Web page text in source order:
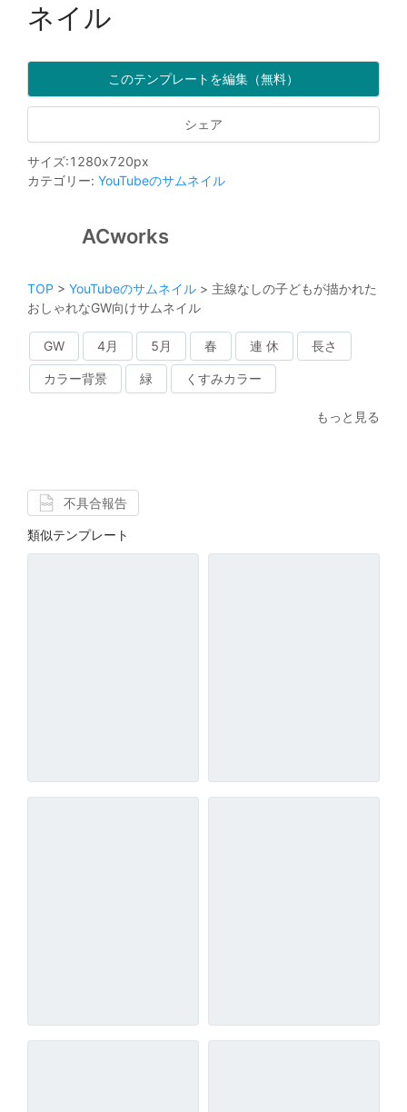
ネイル
このテンプレートを編集（無料）
シェア
サイズ:1280x720px
カテゴリー: YouTubeのサムネイル
ACworks
TOP > YouTubeのサムネイル > 主線なしの子どもが描かれた
おしゃれなGW向けサムネイル
GW 4月 5月 春 連 休 長さ
カラー背景 緑 くすみカラー
もっと見る
不具合報告
類似テンプレート